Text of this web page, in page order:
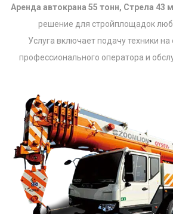
Аренда автокрана 55 тонн, Стрела 43
решение для стройплощадок
Услуга включает подачу техники на
профессионального оператора и